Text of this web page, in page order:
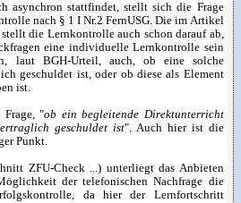
asynchron stattfindet, stellt sich die Frage
nach § 1 I Nr.2 FernUSG. Die im Artikel
die Lernkontrolle auch schon darauf ab,
eine individuelle Lernkontrolle sein
laut BGH-Urteil, auch, ob eine solche
geschuldet ist, oder ob diese als Element
ist.
"ob ein begleitende Direktunterricht
geschuldet ist". Auch hier ist die
Punkt.
ZFU-Check ...) unterliegt das Anbieten
der telefonischen Nachfrage die
da hier der Lernfortschritt